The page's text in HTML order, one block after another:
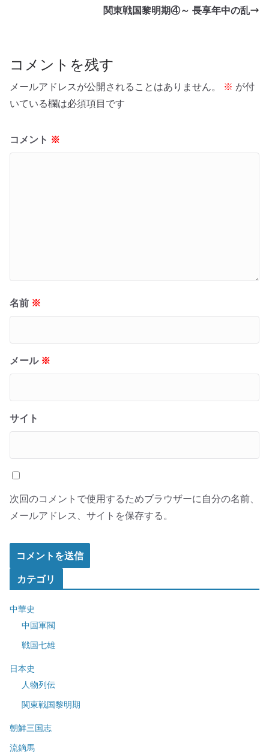
関東戦国黎明期④～ 長享年中の乱
コメントを残す
メールアドレスが公開されることはありません。 ※ が付
いている欄は必須項目です
コメント ※
名前 ※
メール ※
サイト
次回のコメントで使用するためブラウザーに自分の名前、
メールアドレス、サイトを保存する。
カテゴリ
中華史
中国軍閥
戦国七雄
日本史
人物列伝
関東戦国黎明期
朝鮮三国志
流鏑馬